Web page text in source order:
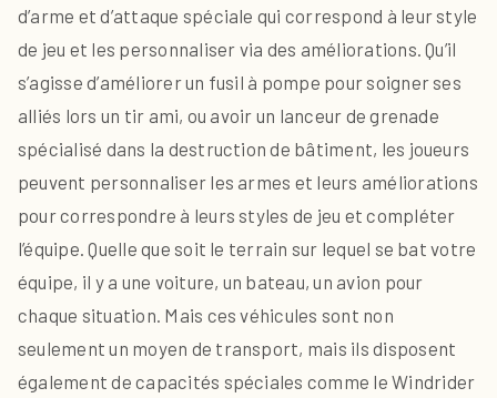
d’arme et d’attaque spéciale qui correspond à leur style
de jeu et les personnaliser via des améliorations. Qu’il
s’agisse d’améliorer un fusil à pompe pour soigner ses
alliés lors un tir ami, ou avoir un lanceur de grenade
spécialisé dans la destruction de bâtiment, les joueurs
peuvent personnaliser les armes et leurs améliorations
pour correspondre à leurs styles de jeu et compléter
l’équipe. Quelle que soit le terrain sur lequel se bat votre
équipe, il y a une voiture, un bateau, un avion pour
chaque situation. Mais ces véhicules sont non
seulement un moyen de transport, mais ils disposent
également de capacités spéciales comme le Windrider